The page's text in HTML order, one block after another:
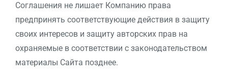
Соглашения не лишает Компанию права
предпринять соответствующие действия в защиту
своих интересов и защиту авторских прав на
охраняемые в соответствии с законодательством
материалы Сайта позднее.